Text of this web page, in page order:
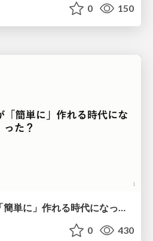
0 150
生成AIで帳票OCRが「簡単に」作れる時代になった？
0 430